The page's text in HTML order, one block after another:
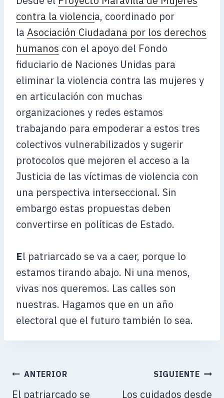
contra la violencia, coordinado por
la Asociación Ciudadana por los derechos
humanos con el apoyo del Fondo
fiduciario de Naciones Unidas para
eliminar la violencia contra las mujeres y
en articulación con muchas
organizaciones y redes estamos
trabajando para empoderar a estos tres
colectivos vulnerabilizados y sugerir
protocolos que mejoren el acceso a la
Justicia de las víctimas de violencia con
una perspectiva interseccional. Sin
embargo estas propuestas deben
convertirse en políticas de Estado.
El patriarcado se va a caer, porque lo
estamos tirando abajo. Ni una menos,
vivas nos queremos. Las calles son
nuestras. Hagamos que en un año
electoral que el futuro también lo sea.
ANTERIOR
El patriarcado se
SIGUIENTE
Los cuidados desde